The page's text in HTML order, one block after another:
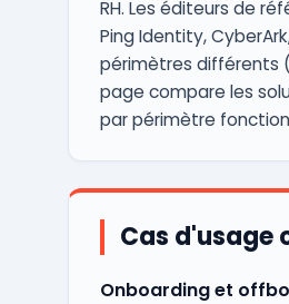
RH. Les éditeurs de
Ping Identity,
périmètres différents
page compare les
par périmètre
Cas d'usage
Onboarding et